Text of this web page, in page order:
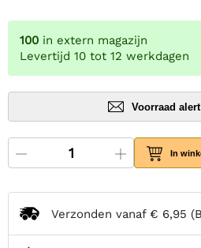
100 in extern magazijn
Levertijd 10 tot 12 werkdagen
Voorraad
In
Verzonden vanaf € 6,95